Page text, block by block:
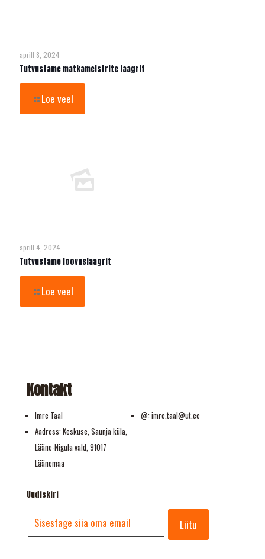
aprill 8, 2024
Tutvustame matkameistrite laagrit
Loe veel
aprill 4, 2024
Tutvustame loovuslaagrit
Loe veel
Kontakt
Imre Taal
Aadress: Keskuse, Saunja küla,
Lääne-Nigula vald, 91017
Läänemaa
@: imre.taal@ut.ee
Uudiskiri